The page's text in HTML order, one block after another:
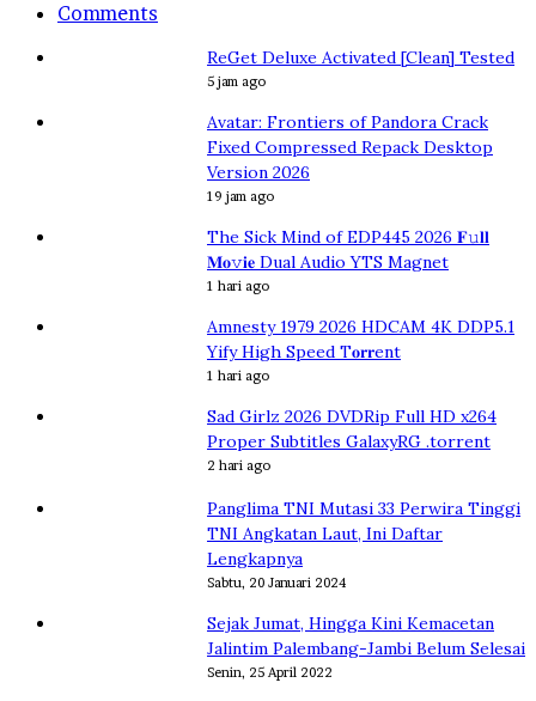
Comments
ReGet Deluxe Activated [Clean] Tested
5 jam ago
Avatar: Frontiers of Pandora Crack
Fixed Compressed Repack Desktop
Version 2026
19 jam ago
The Sick Mind of EDP445 2026 𝐅𝚞𝐥𝐥
𝐌𝐨𝚟𝐢𝐞 Dual Audio YTS Magnet
1 hari ago
Amnesty 1979 2026 HDCAM 4K DDP5.1
Yify High Speed T𝐨𝐫𝐫ent
1 hari ago
Sad Girlz 2026 DVDRip Full HD x264
Proper Subtitles GalaxyRG .torrent
2 hari ago
Panglima TNI Mutasi 33 Perwira Tinggi
TNI Angkatan Laut, Ini Daftar
Lengkapnya
Sabtu, 20 Januari 2024
Sejak Jumat, Hingga Kini Kemacetan
Jalintim Palembang-Jambi Belum Selesai
Senin, 25 April 2022